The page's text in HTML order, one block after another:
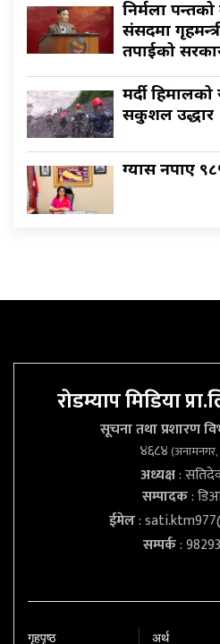
निर्मला
संसदमा
तपाईको
मर्दी
सकुशल उद्धार
ग्यास नपाए
रोडम्याप मिडिया
सूचना तथा प्रशारण
४६८४(अनामनगर,
अध्यक्ष:
सम्पादक:
ईमेल:
सम्पर्क:
गृहपृष्‍ठ अर्थ